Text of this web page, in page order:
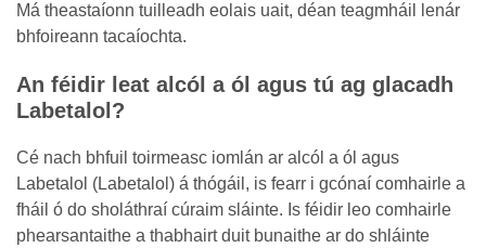
Má theastaíonn tuilleadh eolais uait, déan teagmháil lenár
bhfoireann tacaíochta.
An féidir leat alcól a ól agus tú ag glacadh
Labetalol?
Cé nach bhfuil toirmeasc iomlán ar alcól a ól agus
Labetalol (Labetalol) á thógáil, is fearr i gcónaí comhairle a
fháil ó do sholáthraí cúraim sláinte. Is féidir leo comhairle
phearsantaithe a thabhairt duit bunaithe ar do shláinte